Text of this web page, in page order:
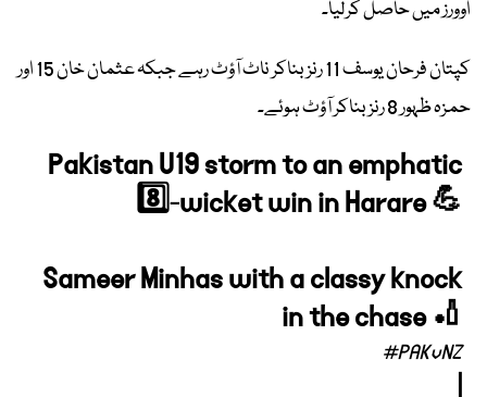
اوورز میں حاصل کرلیا۔
کپتان فرحان یوسف 11 رنز بناکر ناٹ آؤٹ رہے جبکہ عثمان خان 15 اور
حمزہ ظہور 8 رنز بناکر آؤٹ ہوئے۔
Pakistan U19 storm to an emphatic
8️⃣-wicket win in Harare 💪
Sameer Minhas with a classy knock
in the chase 🏏
#PAKvNZ